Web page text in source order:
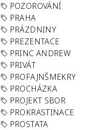
POZOROVÁNÍ
PRAHA
PRÁZDNINY
PREZENTACE
PRINC ANDREW
PRIVÁT
PROFAJNŠMEKRY
PROCHÁZKA
PROJEKT SBOR
PROKRASTINACE
PROSTATA